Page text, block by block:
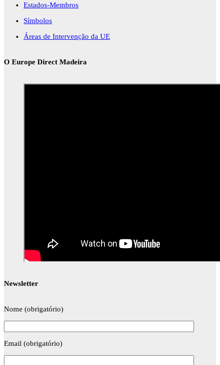
Estados-Membros
Símbolos
Áreas de Intervenção da UE
O Europe Direct Madeira
Newsletter
Nome (obrigatório)
Email (obrigatório)